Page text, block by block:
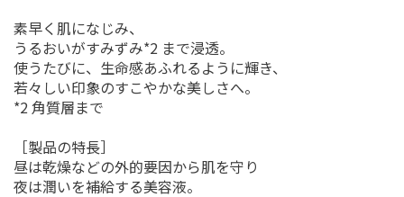
素早く肌になじみ、
うるおいがすみずみ*2 まで浸透。
使うたびに、生命感あふれるように輝き、
若々しい印象のすこやかな美しさへ。
*2 角質層まで
［製品の特長］
昼は乾燥などの外的要因から肌を守り
夜は潤いを補給する美容液。